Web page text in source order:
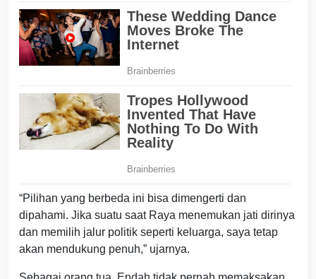
“Pilihan yang berbeda ini bisa dimengerti dan
dipahami. Jika suatu saat Raya menemukan jati dirinya
dan memilih jalur politik seperti keluarga, saya tetap
akan mendukung penuh,” ujarnya.